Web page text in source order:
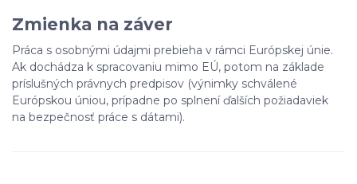
Zmienka na záver
Práca s osobnými údajmi prebieha v rámci Európskej únie.
Ak dochádza k spracovaniu mimo EÚ, potom na základe
príslušných právnych predpisov (výnimky schválené
Európskou úniou, prípadne po splnení ďalších požiadaviek
na bezpečnosť práce s dátami).